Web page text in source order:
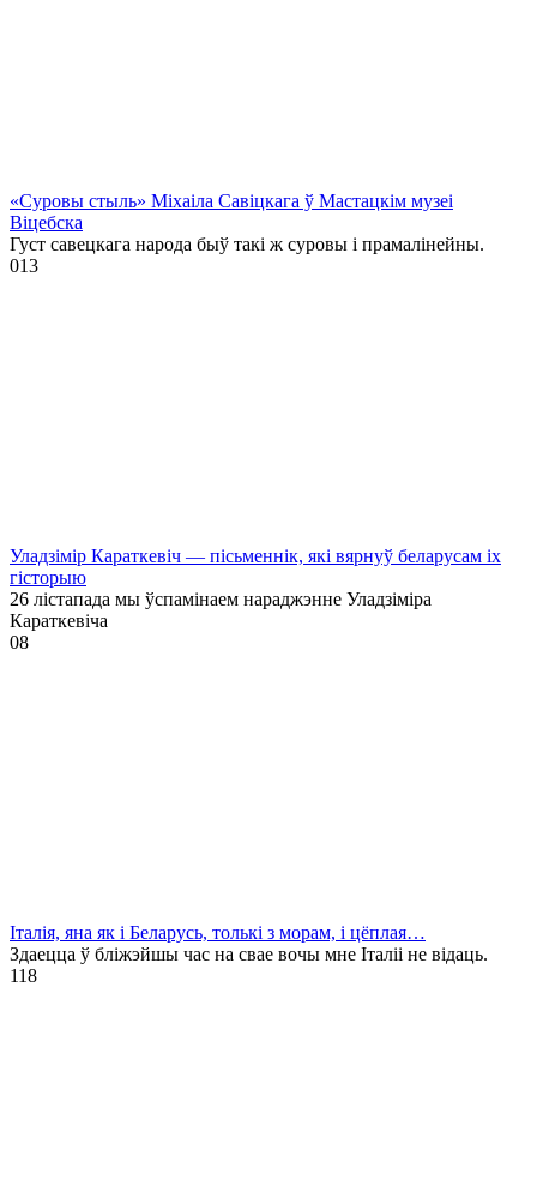
«Суровы стыль» Міхаіла Савіцкага ў Мастацкім музеі
Віцебска
Густ савецкага народа быў такі ж суровы і прамалінейны.
013
Уладзімір Караткевіч — пісьменнік, які вярнуў беларусам іх
гісторыю
26 лістапада мы ўспамінаем нараджэнне Уладзіміра
Караткевіча
08
Італія, яна як і Беларусь, толькі з морам, і цёплая…
Здаецца ў бліжэйшы час на свае вочы мне Італіі не відаць.
118